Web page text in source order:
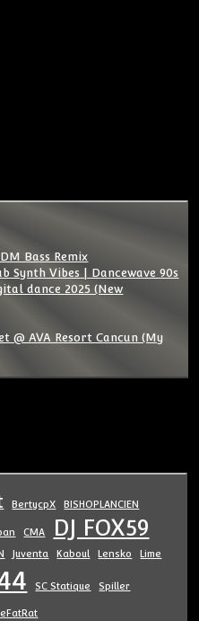
Bass Remix
Synth Vibes | Dancewave 90s
dance 2025 (New
@ AVA Resort Cancun (My
BertycpX BISHOPLANCIEN
CMA DJ FOX59
Juventa Kaboul Lensko Lime
SC Statique Spiller